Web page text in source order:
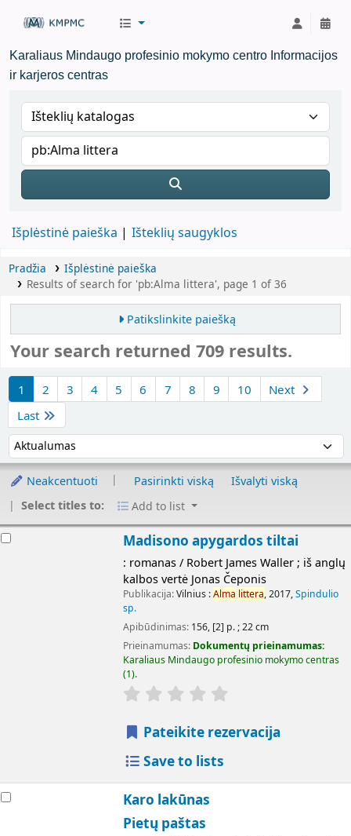
Karaliaus Mindaugo profesinio mokymo centro Informacijos
ir karjeros centras
Išplėstinė paieška Išteklių saugyklos
Pradžia
Išplėstinė paieška
Results of search for 'pb:Alma littera', page 1 of 36
Patikslinkite paiešką
Your search returned 709 results.
1 2 3 4 5 6 7 8 9 10
Next
Last
Rikiuoti pagal:
Neakcentuoti Pasirinkti viską
Išvalyti viską
Select titles to:
Add to list
Madisono apygardos tiltai
: romanas / Robert James Waller ; iš anglų
kalbos vertė Jonas Čeponis
Publikacija:Vilnius :Alma littera, 2017,Spindulio
sp.
Apibūdinimas: 156, [2] p. ; 22 cm
Prieinamumas: Dokumentų prieinamumas:
Karaliaus Mindaugo profesinio mokymo centras
(1).
Pateikite rezervacija
Save to lists
Karo lakūnas
Pietų paštas